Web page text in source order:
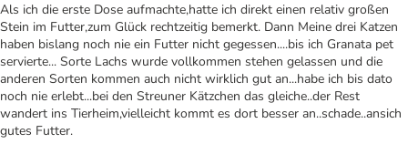
Als ich die erste Dose aufmachte,hatte ich direkt einen relativ großen
Stein im Futter,zum Glück rechtzeitig bemerkt. Dann Meine drei Katzen
haben bislang noch nie ein Futter nicht gegessen....bis ich Granata pet
servierte... Sorte Lachs wurde vollkommen stehen gelassen und die
anderen Sorten kommen auch nicht wirklich gut an...habe ich bis dato
noch nie erlebt...bei den Streuner Kätzchen das gleiche..der Rest
wandert ins Tierheim,vielleicht kommt es dort besser an..schade..ansich
gutes Futter.